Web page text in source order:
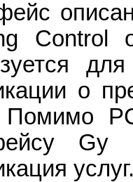
Control
о
Помимо
Gy
услуг.